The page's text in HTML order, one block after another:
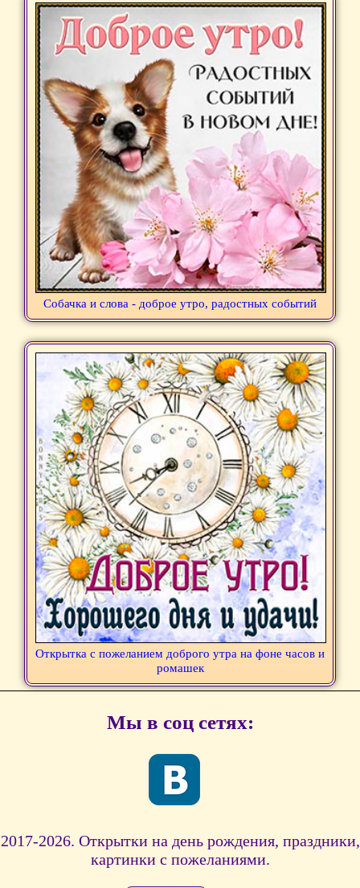
Собачка и слова - доброе утро, радостных событий
Открытка с пожеланием доброго утра на фоне часов и
ромашек
Мы в соц сетях:
2017-2026. Открытки на день рождения, праздники,
картинки с пожеланиями.